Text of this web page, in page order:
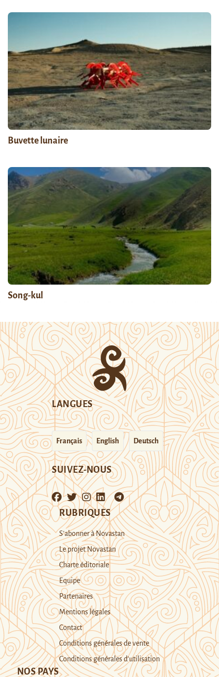
Buvette lunaire
Song-kul
LANGUES
Français English Deutsch
SUIVEZ-NOUS
RUBRIQUES
S’abonner à Novastan
Le projet Novastan
Charte éditoriale
Equipe
Partenaires
Mentions légales
Contact
Conditions générales de vente
Conditions générales d’utilisation
NOS PAYS